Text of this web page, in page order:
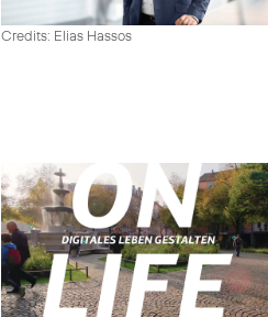
Credits: Elias Hassos